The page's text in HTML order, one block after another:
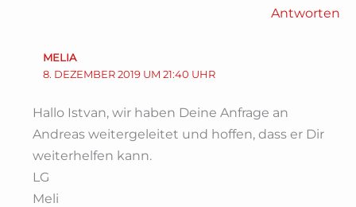
Antworten
MELIA
8. DEZEMBER 2019 UM 21:40 UHR
Hallo Istvan, wir haben Deine Anfrage an
Andreas weitergeleitet und hoffen, dass er Dir
weiterhelfen kann.
LG
Meli